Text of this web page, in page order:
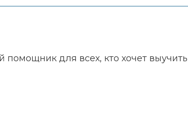
для всех, кто хочет выучить